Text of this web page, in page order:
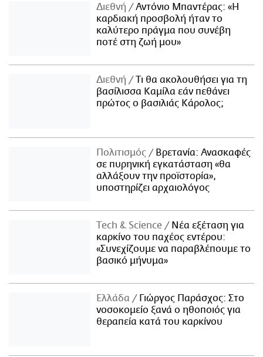
Διεθνή
Αντόνιο Μπαντέρας: «Η
καρδιακή προσβολή ήταν το
καλύτερο πράγμα που συνέβη
ποτέ στη ζωή μου»
Διεθνή
Τι θα ακολουθήσει για τη
βασίλισσα Καμίλα εάν πεθάνει
πρώτος ο βασιλιάς Κάρολος;
Πολιτισμός
Βρετανία: Ανασκαφές
σε πυρηνική εγκατάσταση «θα
αλλάξουν την προϊστορία»,
υποστηρίζει αρχαιολόγος
Τech & Science
Νέα εξέταση για
καρκίνο του παχέος εντέρου:
«Συνεχίζουμε να παραβλέπουμε το
βασικό μήνυμα»
Ελλάδα
Γιώργος Παράσχος: Στο
νοσοκομείο ξανά ο ηθοποιός για
θεραπεία κατά του καρκίνου